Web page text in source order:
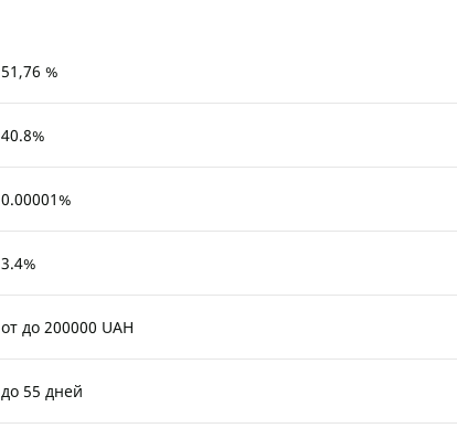
51,76 %
40.8%
0.00001%
3.4%
от до 200000 UAH
до 55 дней